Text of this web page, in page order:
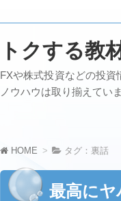
トクする教
FXや株式投資などの投
ノウハウは取り揃えていま
HOME タグ：裏話
最高に